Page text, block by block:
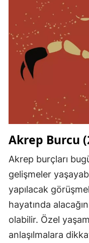
Akrep Burcu
Akrep burçları
gelişmeler
yapılacak
hayatında
olabilir. Özel
anlaşılmalara